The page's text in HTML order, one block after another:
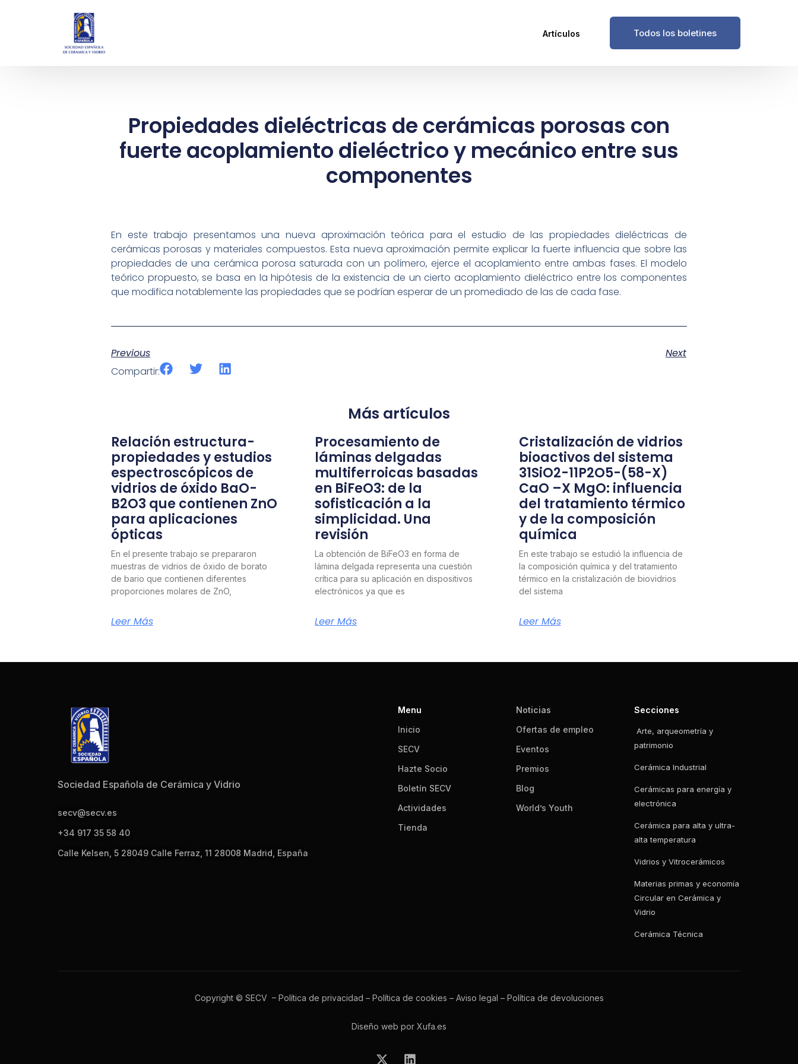
Artículos Todos los boletines
Propiedades dieléctricas de cerámicas porosas con
fuerte acoplamiento dieléctrico y mecánico entre sus
componentes
En este trabajo presentamos una nueva aproximación teórica para el estudio de las propiedades dieléctricas de
cerámicas porosas y materiales compuestos. Esta nueva aproximación permite explicar la fuerte influencia que sobre las
propiedades de una cerámica porosa saturada con un polímero, ejerce el acoplamiento entre ambas fases. El modelo
teórico propuesto, se basa en la hipótesis de la existencia de un cierto acoplamiento dieléctrico entre los componentes
que modifica notablemente las propiedades que se podrían esperar de un promediado de las de cada fase.
Previous
Next
Compartir:
Más artículos
Relación estructura-
propiedades y estudios
espectroscópicos de
vidrios de óxido BaO-
B2O3 que contienen ZnO
para aplicaciones
ópticas
En el presente trabajo se prepararon
muestras de vidrios de óxido de borato
de bario que contienen diferentes
proporciones molares de ZnO,
Leer Más
Procesamiento de
láminas delgadas
multiferroicas basadas
en BiFeO3: de la
sofisticación a la
simplicidad. Una
revisión
La obtención de BiFeO3 en forma de
lámina delgada representa una cuestión
crítica para su aplicación en dispositivos
electrónicos ya que es
Leer Más
Cristalización de vidrios
bioactivos del sistema
31SiO2-11P2O5-(58-X)
CaO –X MgO: influencia
del tratamiento térmico
y de la composición
química
En este trabajo se estudió la influencia de
la composición química y del tratamiento
térmico en la cristalización de biovidrios
del sistema
Leer Más
Sociedad Española de Cerámica y Vidrio
secv@secv.es
+34 917 35 58 40
Calle Kelsen, 5 28049 Calle Ferraz, 11 28008 Madrid, España
Menu
Inicio
SECV
Hazte Socio
Boletín SECV
Actividades
Tienda
Noticias
Ofertas de empleo
Eventos
Premios
Blog
World’s Youth
Secciones
Arte, arqueometría y
patrimonio
Cerámica Industrial
Cerámicas para energía y
electrónica
Cerámica para alta y ultra-
alta temperatura
Vidrios y Vitrocerámicos
Materias primas y economía
Circular en Cerámica y
Vidrio
Cerámica Técnica
Copyright © SECV – Política de privacidad – Política de cookies – Aviso legal – Política de devoluciones
Diseño web por Xufa.es